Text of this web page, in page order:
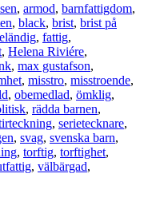
, armod, barnfattigdom,
, black, brist, brist på
eländig, fattig,
, Helena Riviére,
, max gustafson,
, misstro, misstroende,
, obemedlad, ömklig,
, rädda barnen,
, serietecknare,
, svag, svenska barn,
, torftig, torftighet,
, välbärgad,